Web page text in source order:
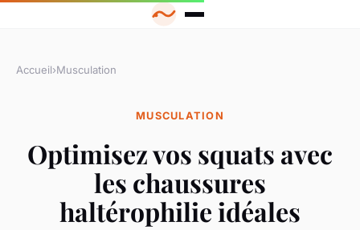
Accueil›Musculation
MUSCULATION
Optimisez vos squats avec
les chaussures
haltérophilie idéales